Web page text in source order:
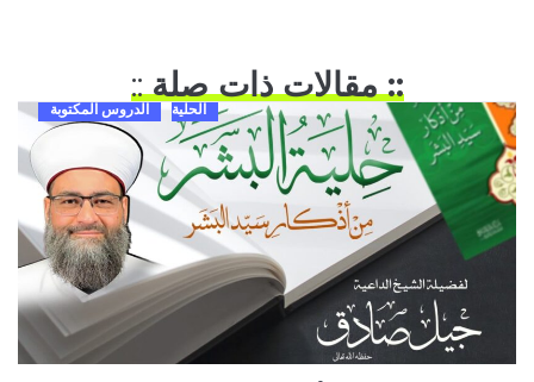
:: مقالات ذات صلة::
الحلية الدروس المكتوبة